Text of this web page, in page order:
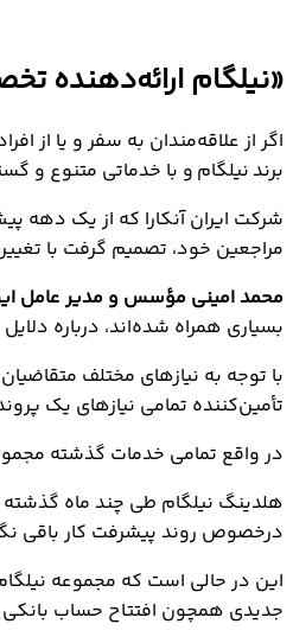
«نیلگام ارائه‌دهنده
اگر از علاقه‌مندان به سفر و یا از
برند نیلگام و با خدماتی متنوع
شرکت ایران آنکارا که از یک دهه
مراجعین خود، تصمیم گرفت با
محمد امینی مؤسس و مدیر عامل
بسیاری همراه شده‌اند، درباره
با توجه به نیازهای مختلف
تأمین‌کننده تمامی نیازهای یک
در واقع تمامی خدمات گذشته
درخصوص روند پیشرفت کار باقی
این در حالی است که مجموعه نیلگام در حال حاضر با نزدیک به
جدیدی همچون افتتاح حساب بانکی